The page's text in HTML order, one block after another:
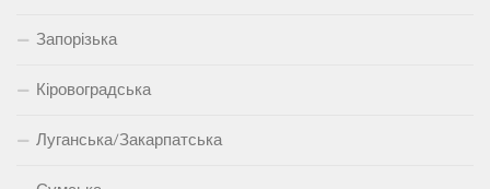
Запорізька
Кіровоградська
Луганська/Закарпатська